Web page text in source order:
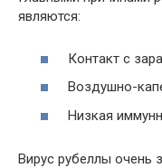
являются:
Контакт с
Воздушно-
Низкая
Вирус рубеллы очень